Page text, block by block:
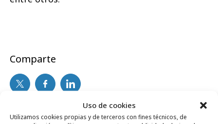
Uso de cookies
Utilizamos cookies propias y de terceros con fines técnicos, de
Comparte
Noticias Relacionadas